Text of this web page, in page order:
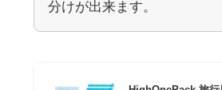
分けが出来ます。